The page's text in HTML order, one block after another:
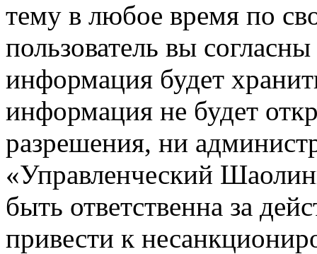
тему в любое время по
пользователь вы
информация будет
информация не будет
разрешения, ни
«Управленческий
быть ответственна за
привести к